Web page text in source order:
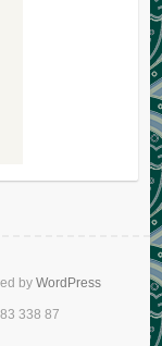
by WordPress
338 87